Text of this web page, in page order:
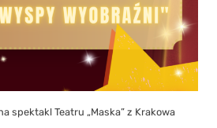
spektakl Teatru „Maska” z Krakowa